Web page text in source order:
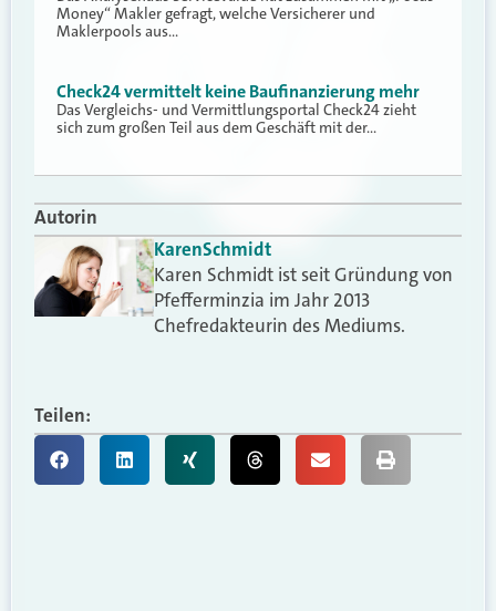
Money“ Makler gefragt, welche Versicherer und
Maklerpools aus…
Check24 vermittelt keine Baufinanzierung mehr
Das Vergleichs- und Vermittlungsportal Check24 zieht
sich zum großen Teil aus dem Geschäft mit der…
Autorin
KarenSchmidt
Karen Schmidt ist seit Gründung von
Pfefferminzia im Jahr 2013
Chefredakteurin des Mediums.
Teilen: